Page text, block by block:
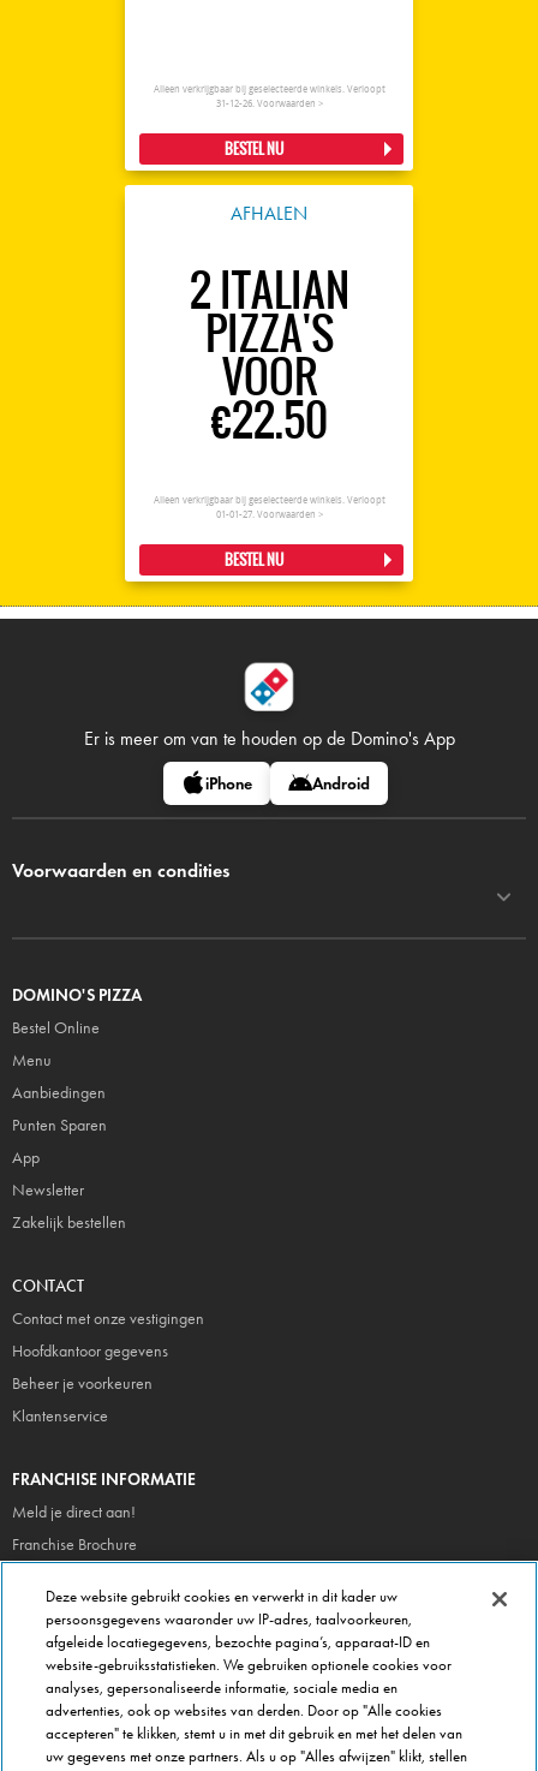
Alleen verkrijgbaar bij geselecteerde winkels. Verloopt
31-12-26. Voorwaarden >
BESTEL NU
AFHALEN
2 ITALIAN
PIZZA'S
VOOR
€22.50
Alleen verkrijgbaar bij geselecteerde winkels. Verloopt
01-01-27. Voorwaarden >
BESTEL NU
Er is meer om van te houden op de Domino's App
iPhone Android
Voorwaarden en condities
DOMINO'S PIZZA
Bestel Online
Menu
Aanbiedingen
Punten Sparen
App
Newsletter
Zakelijk bestellen
CONTACT
Contact met onze vestigingen
Hoofdkantoor gegevens
Beheer je voorkeuren
Klantenservice
FRANCHISE INFORMATIE
Meld je direct aan!
Franchise Brochure
OVER DOMINOS
Newsroom
Werken bij Domino's
Care Team (voor medewerkers)
Deze website gebruikt cookies en verwerkt in dit kader uw
persoonsgegevens waaronder uw IP-adres, taalvoorkeuren,
afgeleide locatiegegevens, bezochte pagina’s, apparaat-ID en
website-gebruiksstatistieken. We gebruiken optionele cookies voor
analyses, gepersonaliseerde informatie, sociale media en
advertenties, ook op websites van derden. Door op "Alle cookies
accepteren" te klikken, stemt u in met dit gebruik en met het delen van
uw gegevens met onze partners. Als u op "Alles afwijzen" klikt, stellen